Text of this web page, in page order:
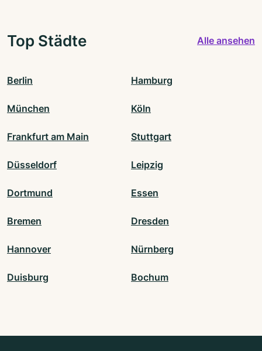
Top Städte Alle ansehen
Berlin Hamburg
München Köln
Frankfurt am Main Stuttgart
Düsseldorf Leipzig
Dortmund Essen
Bremen Dresden
Hannover Nürnberg
Duisburg Bochum